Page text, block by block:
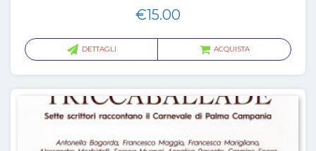
€15.00
DETTAGLI ACQUISTA